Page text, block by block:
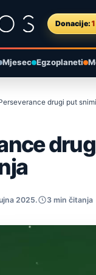
Donacije:
Mjesec Egzoplaneti
drugi put
2025. 3 min čitanja